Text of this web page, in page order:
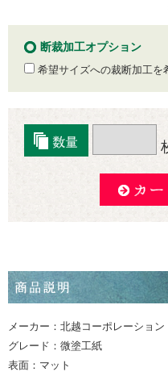
断裁加工オプション
希望サイズへの裁断加工を
メーカー：北越コーポレーション
グレード：微塗工紙
表面：マット